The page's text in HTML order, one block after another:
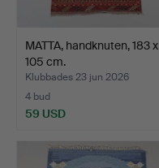
MATTA, handknuten, 183 x
105 cm.
Klubbades 23 jun 2026
4 bud
59 USD